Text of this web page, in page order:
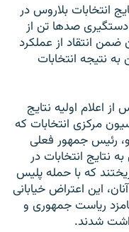
انتخابات بلاروس در
صدها تن از
ضمن انتقاد از عملکرد
نتیجه انتخابات
اعلام اولیه نتایج
مرکزی انتخابات که
رئیس جمهور فعلی
نتایج انتخابات در
که با حمله پلیس
این اعتراض خیابانی
ریاست جمهوری و
شدند.